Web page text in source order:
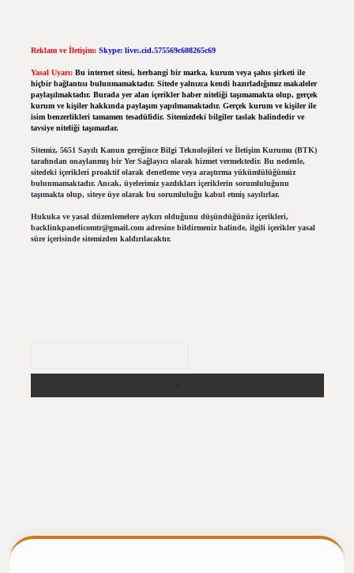
Reklam ve İletişim: Skype: live:.cid.575569c608265c69
Yasal Uyarı: Bu internet sitesi, herhangi bir marka, kurum veya şahıs şirketi ile
hiçbir bağlantısı bulunmamaktadır. Sitede yalnızca kendi hazırladığımız makaleler
paylaşılmaktadır. Burada yer alan içerikler haber niteliği taşımamakta olup, gerçek
kurum ve kişiler hakkında paylaşım yapılmamaktadır. Gerçek kurum ve kişiler ile
isim benzerlikleri tamamen tesadüfidir. Sitemizdeki bilgiler taslak halindedir ve
tavsiye niteliği taşımazlar.
Sitemiz, 5651 Sayılı Kanun gereğince Bilgi Teknolojileri ve İletişim Kurumu (BTK)
tarafından onaylanmış bir Yer Sağlayıcı olarak hizmet vermektedir. Bu nedenle,
sitedeki içerikleri proaktif olarak denetleme veya araştırma yükümlülüğümüz
bulunmamaktadır. Ancak, üyelerimiz yazdıkları içeriklerin sorumluluğunu
taşımakta olup, siteye üye olarak bu sorumluluğu kabul etmiş sayılırlar.
Hukuka ve yasal düzenlemelere aykırı olduğunu düşündüğünüz içerikleri,
backlinkpanelicomtr@gmail.comadresine bildirmeniz halinde, ilgili içerikler yasal
süre içerisinde sitemizden kaldırılacaktır.